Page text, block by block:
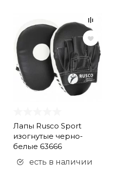
Лапы Rusco Sport
изогнутые черно-
белые 63666
есть в наличии